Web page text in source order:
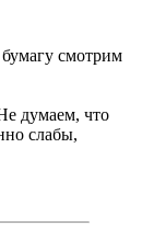
смотрим
думаем, что
слабы,